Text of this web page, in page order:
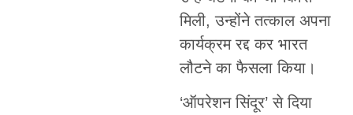
मिली, उन्होंने तत्काल अपना
कार्यक्रम रद्द कर भारत
लौटने का फैसला किया।
‘ऑपरेशन सिंदूर’ से दिया